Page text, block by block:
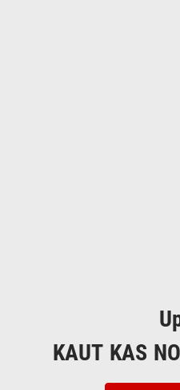
KAUT KAS